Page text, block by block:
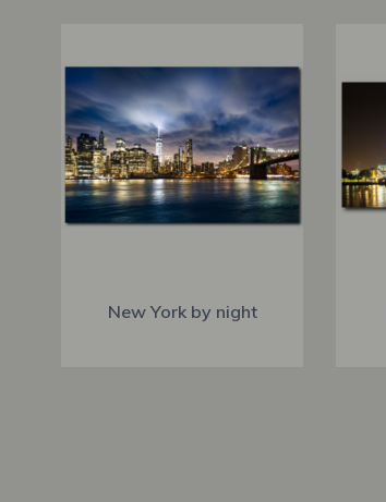
New York by night